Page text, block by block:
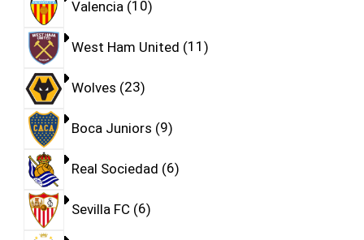
Valencia 10
West Ham United 11
Wolves 23
Boca Juniors 9
Real Sociedad 6
Sevilla FC 6